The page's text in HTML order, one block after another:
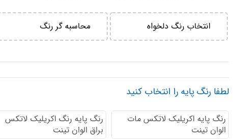
انتخاب رنگ دلخواه محاسبه گر رنگ
لطفا رنگ پایه را انتخاب کنید
رنگ پایه اكريليك لاتكس مات
الوان تینت
رنگ پایه رنگ اكريليك لاتكس
براق الوان تینت